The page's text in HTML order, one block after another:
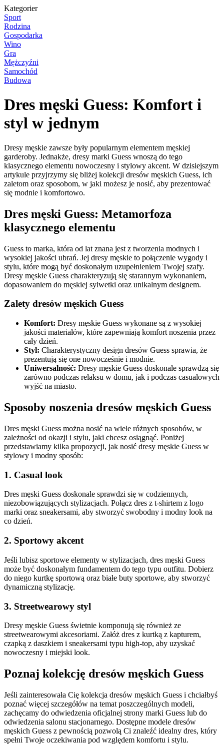
Kategorier
Sport
Rodzina
Gospodarka
Wino
Gra
Mężczyźni
Samochód
Budowa
Dres męski Guess: Komfort i
styl w jednym
Dresy męskie zawsze były popularnym elementem męskiej
garderoby. Jednakże, dresy marki Guess wnoszą do tego
klasycznego elementu nowoczesny i stylowy akcent. W dzisiejszym
artykule przyjrzymy się bliżej kolekcji dresów męskich Guess, ich
zaletom oraz sposobom, w jaki możesz je nosić, aby prezentować
się modnie i komfortowo.
Dres męski Guess: Metamorfoza
klasycznego elementu
Guess to marka, która od lat znana jest z tworzenia modnych i
wysokiej jakości ubrań. Jej dresy męskie to połączenie wygody i
stylu, które mogą być doskonałym uzupełnieniem Twojej szafy.
Dresy męskie Guess charakteryzują się starannym wykonaniem,
dopasowaniem do męskiej sylwetki oraz unikalnym designem.
Zalety dresów męskich Guess
Komfort: Dresy męskie Guess wykonane są z wysokiej
jakości materiałów, które zapewniają komfort noszenia przez
cały dzień.
Styl: Charakterystyczny design dresów Guess sprawia, że
prezentują się one nowocześnie i modnie.
Uniwersalność: Dresy męskie Guess doskonale sprawdzą się
zarówno podczas relaksu w domu, jak i podczas casualowych
wyjść na miasto.
Sposoby noszenia dresów męskich Guess
Dres męski Guess można nosić na wiele różnych sposobów, w
zależności od okazji i stylu, jaki chcesz osiągnąć. Poniżej
przedstawiamy kilka propozycji, jak nosić dresy męskie Guess w
stylowy i modny sposób:
1. Casual look
Dres męski Guess doskonale sprawdzi się w codziennych,
niezobowiązujących stylizacjach. Połącz dres z t-shirtem z logo
marki oraz sneakersami, aby stworzyć swobodny i modny look na
co dzień.
2. Sportowy akcent
Jeśli lubisz sportowe elementy w stylizacjach, dres męski Guess
może być doskonałym fundamentem do tego typu outfitu. Dobierz
do niego kurtkę sportową oraz białe buty sportowe, aby stworzyć
dynamiczną stylizację.
3. Streetwearowy styl
Dresy męskie Guess świetnie komponują się również ze
streetwearowymi akcesoriami. Załóż dres z kurtką z kapturem,
czapką z daszkiem i sneakersami typu high-top, aby uzyskać
nowoczesny i miejski look.
Poznaj kolekcję dresów męskich Guess
Jeśli zainteresowała Cię kolekcja dresów męskich Guess i chciałbyś
poznać więcej szczegółów na temat poszczególnych modeli,
zachęcamy do odwiedzenia oficjalnej strony marki Guess lub do
odwiedzenia salonu stacjonarnego. Dostępne modele dresów
męskich Guess z pewnością pozwolą Ci znaleźć idealny dres, który
spełni Twoje oczekiwania pod względem komfortu i stylu.